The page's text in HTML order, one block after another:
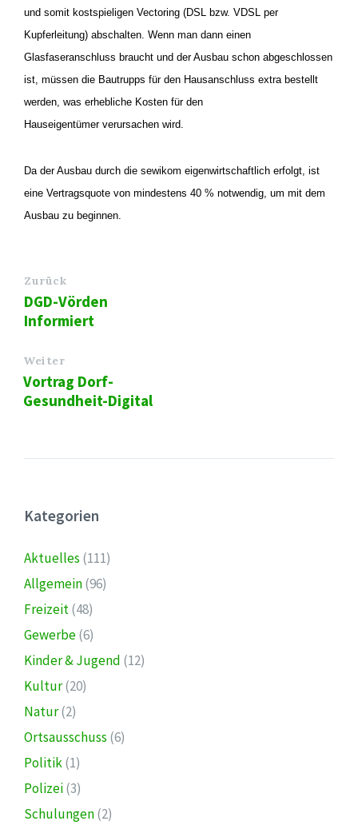
und somit kostspieligen Vectoring (DSL bzw. VDSL per
Kupferleitung) abschalten. Wenn man dann einen
Glasfaseranschluss braucht und der Ausbau schon abgeschlossen
ist, müssen die Bautrupps für den Hausanschluss extra bestellt
werden, was erhebliche Kosten für den
Hauseigentümer verursachen wird.
Da der Ausbau durch die sewikom eigenwirtschaftlich erfolgt, ist
eine Vertragsquote von mindestens 40 % notwendig, um mit dem
Ausbau zu beginnen.
Zurück
DGD-Vörden
Informiert
Weiter
Vortrag Dorf-
Gesundheit-Digital
Kategorien
Aktuelles (111)
Allgemein(96)
Freizeit(48)
Gewerbe(6)
Kinder & Jugend (12)
Kultur(20)
Natur(2)
Ortsausschuss (6)
Politik(1)
Polizei(3)
Schulungen(2)